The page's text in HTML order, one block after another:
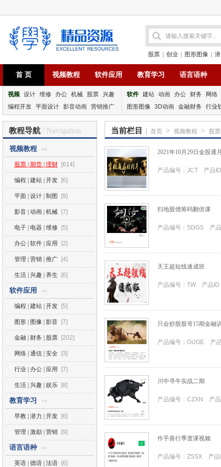
股票 创业 图形图像
首 页 视频教程 软件应用 教育学习 语言语种
视频 设计 维修 办公 机械 股票 兴趣
编程开发 平面设计 影音动画 营销推广
软件 建站 动画 办公 财务
网络
图形图像 3D动画 金融财务 行业
教程导航 / Navigation
视频教程 >>
股票 | 期货 | 理财 [614]
编程 | 建站 | 开发 [6]
平面 | 设计 | 制图 [9]
影音 | 动画 | 机械 [7]
电子 | 电器 | 维修 [5]
办公 | 软件 | 应用 [2]
管理 | 营销 | 推广 [4]
生活 | 兴趣 | 养生 [6]
软件应用 >>
编程 | 建站 | 开发 [5]
图形 | 图像 | 影音 [7]
金融 | 财务 | 股票 [202]
网络 | 通信 | 安全 [3]
行业 | 办公 | 应用 [7]
生活 | 兴趣 | 娱乐 [8]
教育学习 >>
早教 | 潜力 | 开发 [6]
管理 | 激励 | 营销 [9]
语言语种 >>
英语 | 德语 | 法语 [6]
当前栏目 | 首页 > 视频教程 > 股
2021年10月29日金股通
产品编号：JCT 产品
扫地股僧筹码翻倍课
产品编号：SDGS 产
天王超短线速成班
产品编号：TW 产品ID
只会炒股股哥15期金融
产品编号：GUGE 产
川中寻牛实战二期
产品编号：CZXN 产
作手善行季度课视频
产品编号：ZSSX 产品